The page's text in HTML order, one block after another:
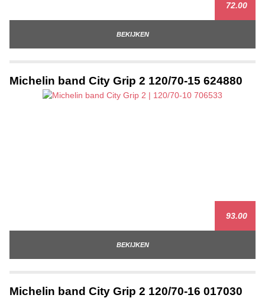
72.00
BEKIJKEN
Michelin band City Grip 2 120/70-15 624880
93.00
BEKIJKEN
Michelin band City Grip 2 120/70-16 017030